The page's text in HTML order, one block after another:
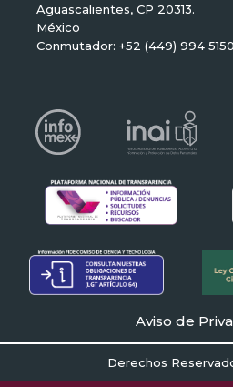
Aguascalientes, CP 20313.
México
Conmutador: +52 (449) 994 5150
Aviso de
Derechos